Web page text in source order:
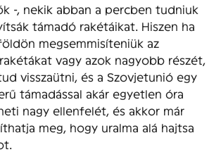
-, nekik abban a percben tudniuk
támadó rakétáikat. Hiszen ha
megsemmisíteniük az
vagy azok nagyobb részét,
visszaütni, és a Szovjetunió egy
támadással akár egyetlen óra
nagy ellenfelét, és akkor már
meg, hogy uralma alá hajtsa